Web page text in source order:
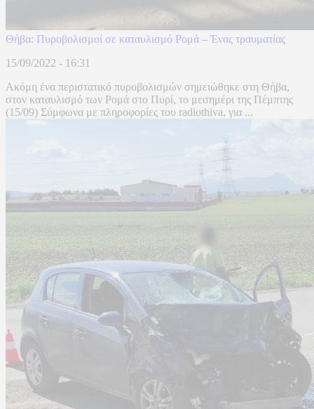
Θήβα: Πυροβολισμοί σε καταυλισμό Ρομά – Ένας τραυματίας
15/09/2022 - 16:31
Ακόμη ένα περιστατικό πυροβολισμών σημειώθηκε στη Θήβα,
στον καταυλισμό των Ρομά στο Πυρί, το μεσημέρι της Πέμπτης
(15/09) Σύμφωνα με πληροφορίες του radiothiva, για ...